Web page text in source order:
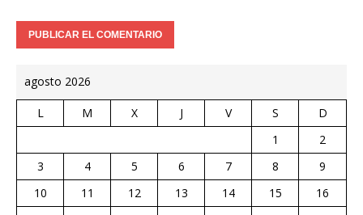
agosto 2026
L M X J V S
D
1
2
3
4 5 6 7 8
9
10
11 12 13 14 15
16